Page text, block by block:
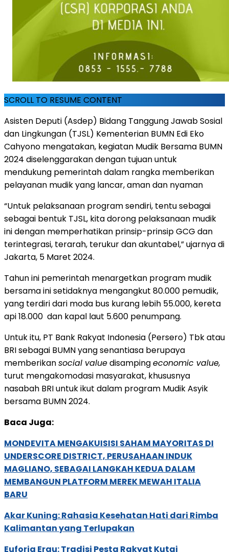
SCROLL TO RESUME CONTENT
Asisten Deputi (Asdep) Bidang Tanggung Jawab Sosial
dan Lingkungan (TJSL) Kementerian BUMN Edi Eko
Cahyono mengatakan, kegiatan Mudik Bersama BUMN
2024 diselenggarakan dengan tujuan untuk
mendukung pemerintah dalam rangka memberikan
pelayanan mudik yang lancar, aman dan nyaman
“Untuk pelaksanaan program sendiri, tentu sebagai
sebagai bentuk TJSL, kita dorong pelaksanaan mudik
ini dengan memperhatikan prinsip-prinsip GCG dan
terintegrasi, terarah, terukur dan akuntabel,” ujarnya di
Jakarta, 5 Maret 2024.
Tahun ini pemerintah menargetkan program mudik
bersama ini setidaknya mengangkut 80.000 pemudik,
yang terdiri dari moda bus kurang lebih 55.000, kereta
api 18.000 dan kapal laut 5.600 penumpang.
Untuk itu, PT Bank Rakyat Indonesia (Persero) Tbk atau
BRI sebagai BUMN yang senantiasa berupaya
memberikansocial valuedisampingeconomic value,
turut mengakomodasi masyarakat, khususnya
nasabah BRI untuk ikut dalam program Mudik Asyik
bersama BUMN 2024.
Baca Juga:
MONDEVITA MENGAKUISISI SAHAM MAYORITAS DI
UNDERSCORE DISTRICT, PERUSAHAAN INDUK
MAGLIANO, SEBAGAI LANGKAH KEDUA DALAM
MEMBANGUN PLATFORM MEREK MEWAH ITALIA
BARU
Akar Kuning: Rahasia Kesehatan Hati dari Rimba
Kalimantan yang Terlupakan
Euforia Erau: Tradisi Pesta Rakyat Kutai